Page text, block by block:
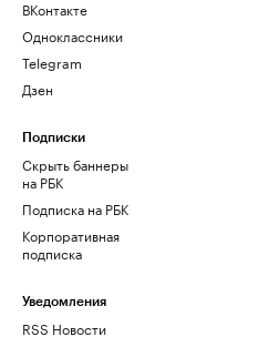
ВКонтакте
Одноклассники
Telegram
Дзен
Подписки
Скрыть баннеры
на РБК
Подписка на РБК
Корпоративная
подписка
Уведомления
RSS Новости